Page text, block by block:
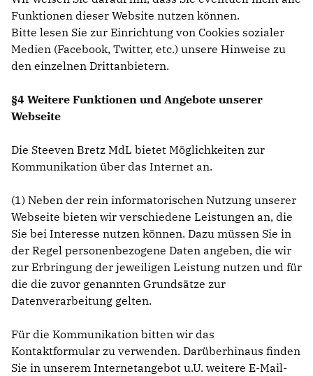
Funktionen dieser Website nutzen können.
Bitte lesen Sie zur Einrichtung von Cookies sozialer
Medien (Facebook, Twitter, etc.) unsere Hinweise zu
den einzelnen Drittanbietern.
§4 Weitere Funktionen und Angebote unserer
Webseite
Die Steeven Bretz MdL bietet Möglichkeiten zur
Kommunikation über das Internet an.
(1) Neben der rein informatorischen Nutzung unserer
Webseite bieten wir verschiedene Leistungen an, die
Sie bei Interesse nutzen können. Dazu müssen Sie in
der Regel personenbezogene Daten angeben, die wir
zur Erbringung der jeweiligen Leistung nutzen und für
die die zuvor genannten Grundsätze zur
Datenverarbeitung gelten.
Für die Kommunikation bitten wir das
Kontaktformular zu verwenden. Darüberhinaus finden
Sie in unserem Internetangebot u.U. weitere E-Mail-